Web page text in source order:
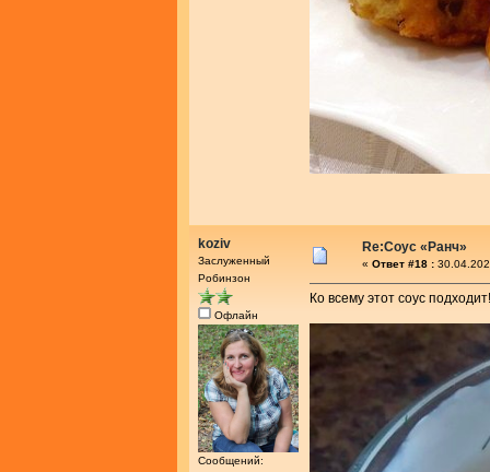
koziv
Заслуженный
Робинзон
Офлайн
Сообщений:
Re:Соус «Ранч»
« Ответ #18 :
Ко всему этот соус подходит!